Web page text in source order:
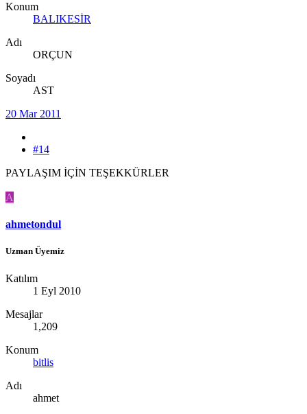
Konum
BALIKESİR
Adı
ORÇUN
Soyadı
AST
20 Mar 2011
#14
PAYLAŞIM İÇİN TEŞEKKÜRLER
A
ahmetondul
Uzman Üyemiz
Katılım
1 Eyl 2010
Mesajlar
1,209
Konum
bitlis
Adı
ahmet